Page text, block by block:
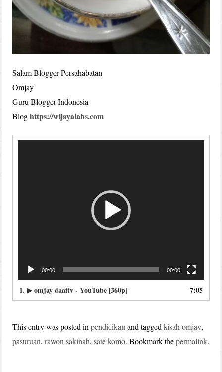
Salam Blogger Persahabatan
Omjay
Guru Blogger Indonesia
Bloghttps://wijayalabs.com
00:00 00:00
1.▶ omjay daaitv - YouTube [360p] 7:05
This entry was posted inpendidikan and taggedkisah omjay,
pasuruan,rawon sakinah,sate komo. Bookmark thepermalink.